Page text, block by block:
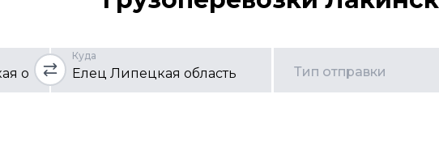
Куда
Тип отправки